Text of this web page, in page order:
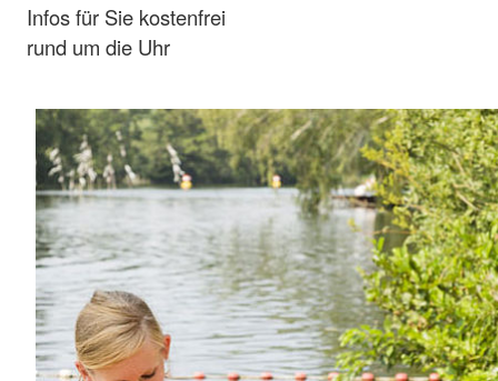
Infos für Sie kostenfrei
rund um die Uhr